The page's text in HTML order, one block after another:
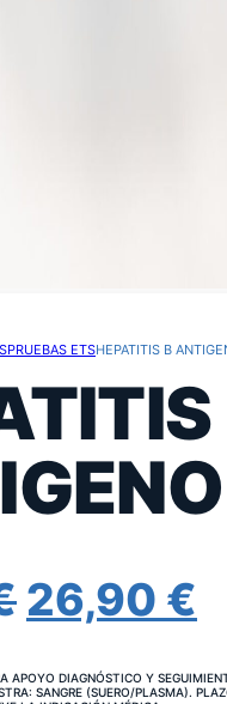
PRUEBAS ETSHEPATITIS B
EL
26,90 €
APOYO DIAGNÓSTICO Y
SANGRE (SUERO/PLASMA).